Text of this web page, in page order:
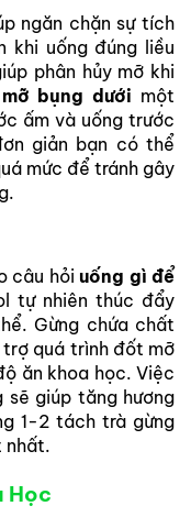
ngăn chặn sự tích
uống đúng liều
phân hủy mỡ khi
bụng dưới một
ấm và uống trước
giản bạn có thể
mức để tránh gây
câu hỏi uống gì để
tự nhiên thúc đẩy
Gừng chứa chất
trợ quá trình đốt mỡ
ăn khoa học. Việc
giúp tăng hương
1-2 tách trà gừng
nhất.
Học